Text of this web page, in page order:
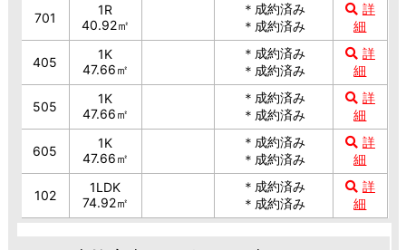
701
1R
40.92㎡
＊成約済み
＊成約済み
詳
細
405
1K
47.66㎡
＊成約済み
＊成約済み
詳
細
505
1K
47.66㎡
＊成約済み
＊成約済み
詳
細
605
1K
47.66㎡
＊成約済み
＊成約済み
詳
細
102
1LDK
74.92㎡
＊成約済み
＊成約済み
詳
細